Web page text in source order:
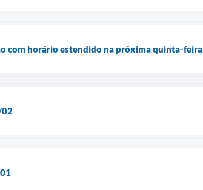
com horário estendido na próxima quinta-feira